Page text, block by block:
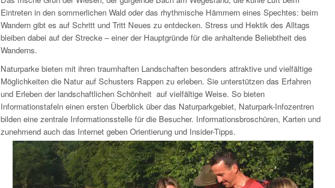
Eintreten in den sommerlichen Wald oder das rhythmische Hämmern eines Spechtes: beim
Wandern gibt es auf Schritt und Tritt Neues zu entdecken. Stress und Hektik des Alltags
bleiben dabei auf der Strecke – einer der Hauptgründe für die anhaltende Beliebtheit des
Wanderns.
Naturparke bieten mit ihren traumhaften Landschaften besonders attraktive und vielfältige
Möglichkeiten die Natur auf Schusters Rappen zu erleben. Sie unterstützen das Erfahren
und Erleben der landschaftlichen Schönheit auf vielfältige Weise. So bieten
Informationstafeln einen ersten Überblick über das Naturparkgebiet, Naturpark-Infozentren
bilden eine zentrale Informationsstelle für die Besucher. Informationsbroschüren, Karten und
zunehmend auch das Internet geben Orientierung und Insider-Tipps.